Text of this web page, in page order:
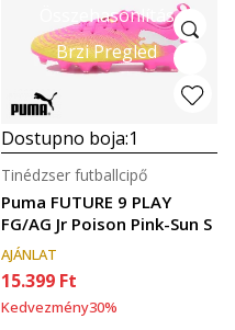
Összehasonlítás
Brzi Pregled
Dostupno boja:1
Puma FUTURE 9 PLAY
FG/AG Jr Poison Pink-Sun S
Tinédzser futballcipő
AJÁNLAT
15.399 Ft
Kedvezmény30%